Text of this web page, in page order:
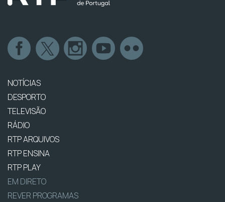
NOTÍCIAS
DESPORTO
TELEVISÃO
RÁDIO
RTP ARQUIVOS
RTP ENSINA
RTP PLAY
EM DIRETO
REVER PROGRAMAS